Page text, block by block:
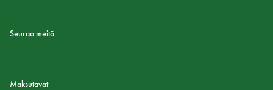
Seuraa meitä
Maksutavat